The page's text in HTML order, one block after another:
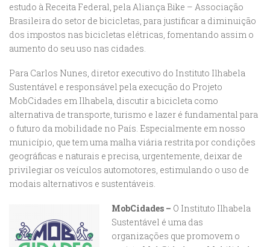
estudo à Receita Federal, pela Aliança Bike – Associação
Brasileira do setor de bicicletas, para justificar a diminuição
dos impostos nas bicicletas elétricas, fomentando assim o
aumento do seu uso nas cidades.
Para Carlos Nunes, diretor executivo do Instituto Ilhabela
Sustentável e responsável pela execução do Projeto
MobCidades em Ilhabela, discutir a bicicleta como
alternativa de transporte, turismo e lazer é fundamental para
o futuro da mobilidade no País. Especialmente em nosso
município, que tem uma malha viária restrita por condições
geográficas e naturais e precisa, urgentemente, deixar de
privilegiar os veículos automotores, estimulando o uso de
modais alternativos e sustentáveis.
MobCidades – O Instituto Ilhabela
Sustentável é uma das
organizações que promovem o